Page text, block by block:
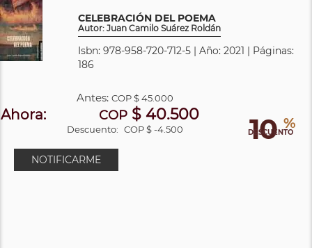
CELEBRACIÓN DEL POEMA
Autor: Juan Camilo Suárez Roldán
Isbn: 978-958-720-712-5 | Año: 2021 | Páginas:
186
10 %
DESCUENTO
Antes: COP$ 45.000
Ahora: COP $ 40.500
Descuento: COP $ -4.500
NOTIFICARME